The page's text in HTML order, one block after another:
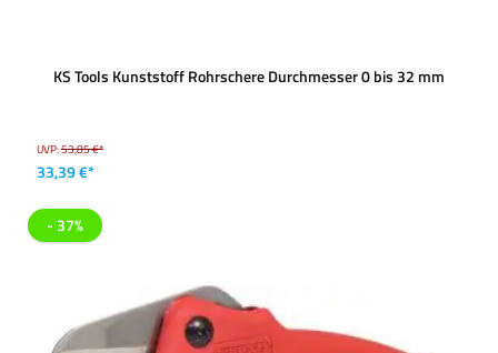
KS Tools Kunststoff Rohrschere Durchmesser 0 bis 32 mm
UVP:53,85 €*
33,39 €*
- 37%